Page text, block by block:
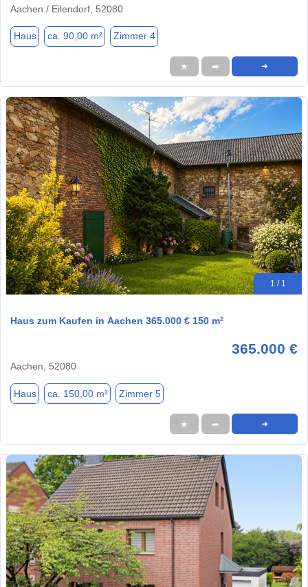
Aachen / Eilendorf, 52080
Haus ca. 90,00 m² Zimmer 4
★ ➦ ➜
1 / 1
Haus zum Kaufen in Aachen 365.000 € 150 m²
365.000 €
Aachen, 52080
Haus ca. 150,00 m² Zimmer 5
★ ➦ ➜